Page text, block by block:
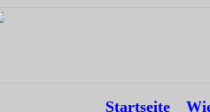
Startseite